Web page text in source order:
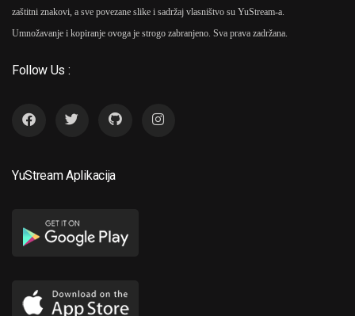
zaštitni znakovi, a sve povezane slike i sadržaj vlasništvo su YuStream-a.
Umnožavanje i kopiranje ovoga je strogo zabranjeno. Sva prava zadržana.
Follow Us :
YuStream Aplikacija